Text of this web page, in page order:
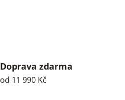
Doprava zdarma
od 11 990 Kč